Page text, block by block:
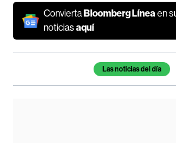
Convierta Bloomberg Líneaen
noticiasaquí
Temas de este artículoLas noticias del día